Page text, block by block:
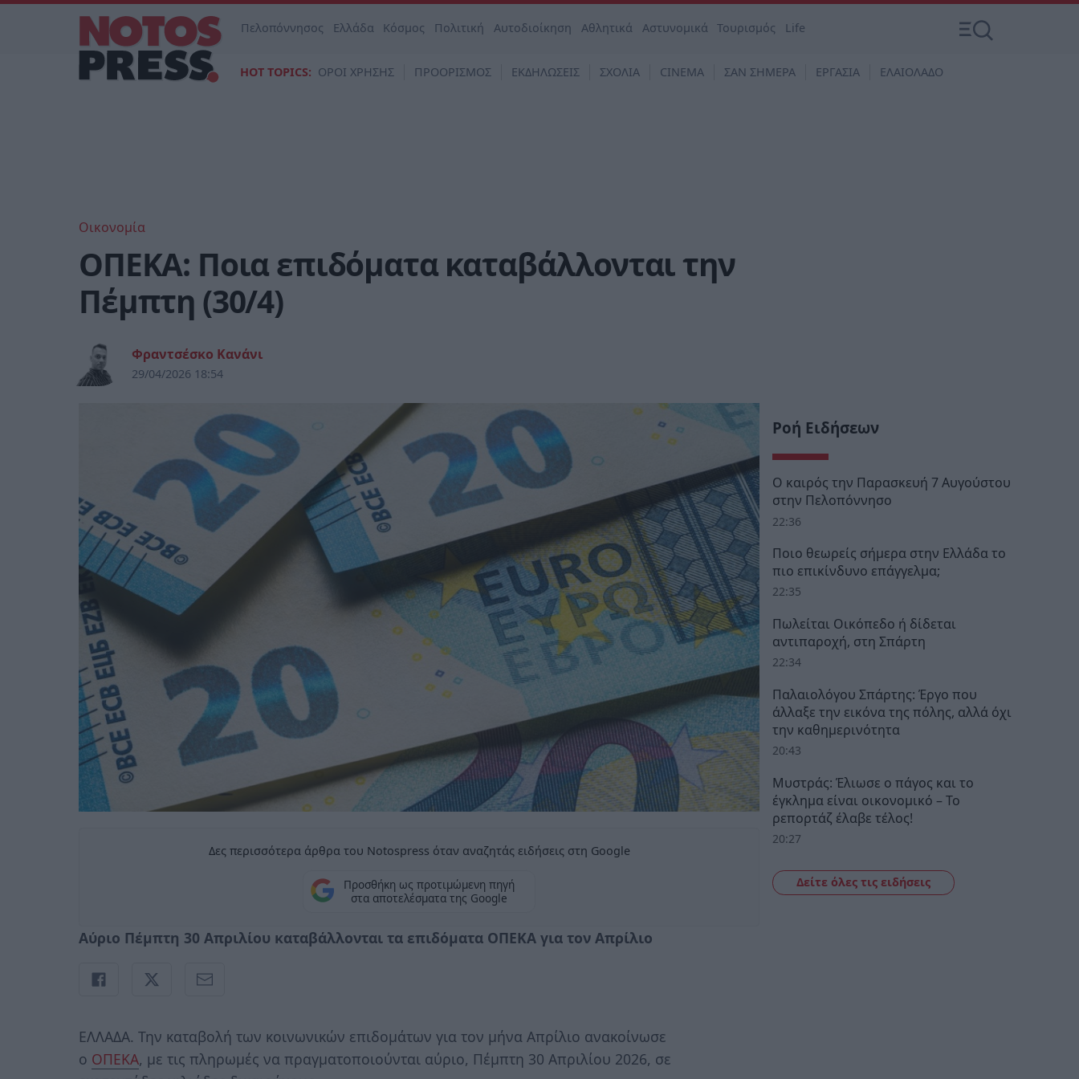
Πελοπόννησος Ελλάδα Κόσμος Πολιτική Αυτοδιοίκηση Αθλητικά Αστυνομικά Τουρισμός Life
HOT TOPICS: ΟΡΟΙ ΧΡΗΣΗΣ ΠΡΟΟΡΙΣΜΟΣ ΕΚΔΗΛΩΣΕΙΣ ΣΧΟΛΙΑ CINEMA ΣΑΝ ΣΗΜΕΡΑ ΕΡΓΑΣΙΑ ΕΛΑΙΟΛΑΔΟ
Οικονομία
ΟΠΕΚΑ: Ποια επιδόματα καταβάλλονται την
Πέμπτη (30/4)
Φραντσέσκο Κανάνι
29/04/2026 18:54
Δες περισσότερα άρθρα του Notospress όταν αναζητάς ειδήσεις στη Google
Προσθήκη ως προτιμώμενη πηγή
στα αποτελέσματα της Google
Αύριο Πέμπτη 30 Απριλίου καταβάλλονται τα επιδόματα ΟΠΕΚΑ για τον Απρίλιο
ΕΛΛΑΔΑ. Την καταβολή των κοινωνικών επιδομάτων για τον μήνα Απρίλιο ανακοίνωσε
ο ΟΠΕΚΑ, με τις πληρωμές να πραγματοποιούνται αύριο, Πέμπτη 30 Απριλίου 2026, σε
Ροή Ειδήσεων
Ο καιρός την Παρασκευή 7 Αυγούστου
στην Πελοπόννησο
22:36
Ποιο θεωρείς σήμερα στην Ελλάδα το
πιο επικίνδυνο επάγγελμα;
22:35
Πωλείται Οικόπεδο ή δίδεται
αντιπαροχή, στη Σπάρτη
22:34
Παλαιολόγου Σπάρτης: Έργο που
άλλαξε την εικόνα της πόλης, αλλά όχι
την καθημερινότητα
20:43
Μυστράς: Έλιωσε ο πάγος και το
έγκλημα είναι οικονομικό – Το
ρεπορτάζ έλαβε τέλος!
20:27
Δείτε όλες τις ειδήσεις